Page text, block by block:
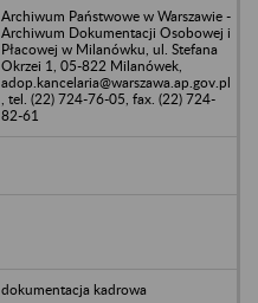
Archiwum Państwowe w Warszawie -
Archiwum Dokumentacji Osobowej i
Płacowej w Milanówku, ul. Stefana
Okrzei 1, 05-822 Milanówek,
adop.kancelaria@warszawa.ap.gov.pl
, tel. (22) 724-76-05, fax. (22) 724-
82-61
dokumentacja kadrowa